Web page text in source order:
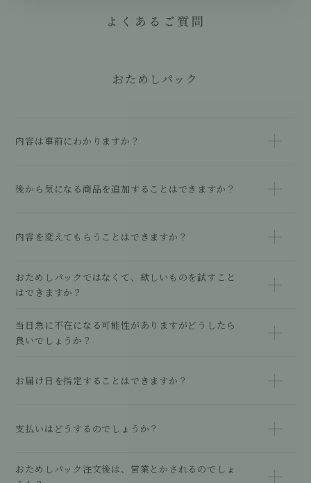
おためしパック
内容は事前にわかりますか？
後から気になる商品を追加することはできますか？
内容を変えてもらうことはできますか？
おためしパックではなくて、欲しいものを試すこと
はできますか？
当日急に不在になる可能性がありますがどうしたら
良いでしょうか？
お届け日を指定することはできますか？
支払いはどうするのでしょうか？
おためしパック注文後は、営業とかされるのでしょ